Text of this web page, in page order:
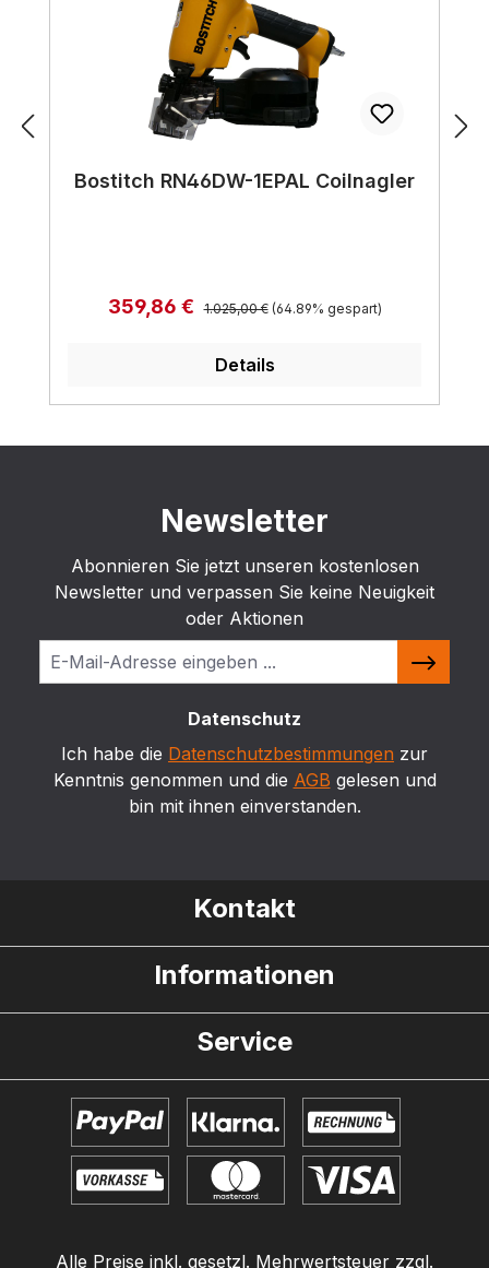
Bostitch RN46DW-1EPAL Coilnagler
Verkaufspreis:
359,86 € Regulärer Preis:
1.025,00 € (64.89% gespart)
Details
Newsletter
Abonnieren Sie jetzt unseren kostenlosen
Newsletter und verpassen Sie keine Neuigkeit
oder Aktionen
Datenschutz
Ich habe die Datenschutzbestimmungen zur
Kenntnis genommen und die AGB gelesen und
bin mit ihnen einverstanden.
Kontakt
Informationen
Service
Alle Preise inkl. gesetzl. Mehrwertsteuer zzgl.